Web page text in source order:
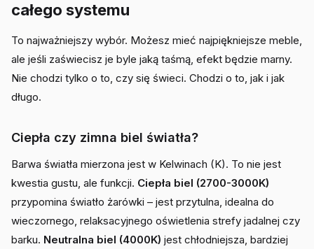
całego systemu
To najważniejszy wybór. Możesz mieć najpiękniejsze meble,
ale jeśli zaświecisz je byle jaką taśmą, efekt będzie marny.
Nie chodzi tylko o to, czy się świeci. Chodzi o to, jak i jak
długo.
Ciepła czy zimna biel światła?
Barwa światła mierzona jest w Kelwinach (K). To nie jest
kwestia gustu, ale funkcji. Ciepła biel (2700-3000K)
przypomina światło żarówki – jest przytulna, idealna do
wieczornego, relaksacyjnego oświetlenia strefy jadalnej czy
barku. Neutralna biel (4000K) jest chłodniejsza, bardziej